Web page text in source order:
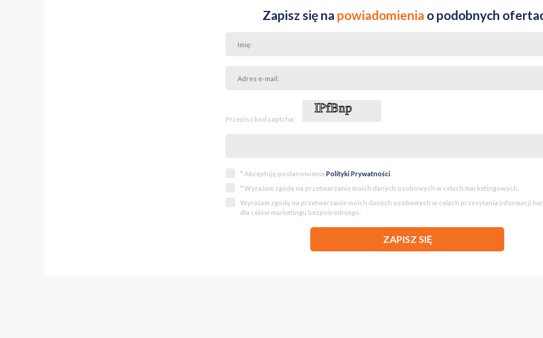
Zapisz się na powiadomienia o podobnych
Przepisz kod captcha:
* Akceptuję postanowienia Polityki Prywatności.
* Wyrażam zgodę na przetwarzanie moich danych osobowych w celach marketingowych.
Wyrażam zgodę na przetwarzanie moich danych osobowych w celach przesyłania informacji
dla celów marketingu bezpośredniego.
ZAPISZ SIĘ